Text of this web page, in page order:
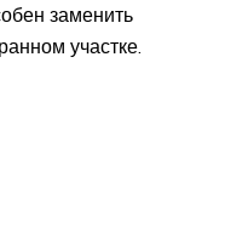
заменить
участке.